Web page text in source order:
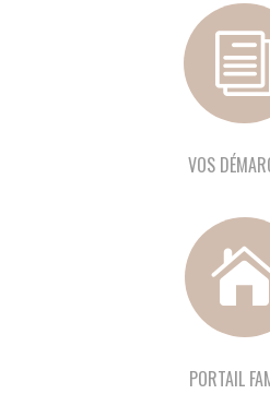
VOS
PORTAIL